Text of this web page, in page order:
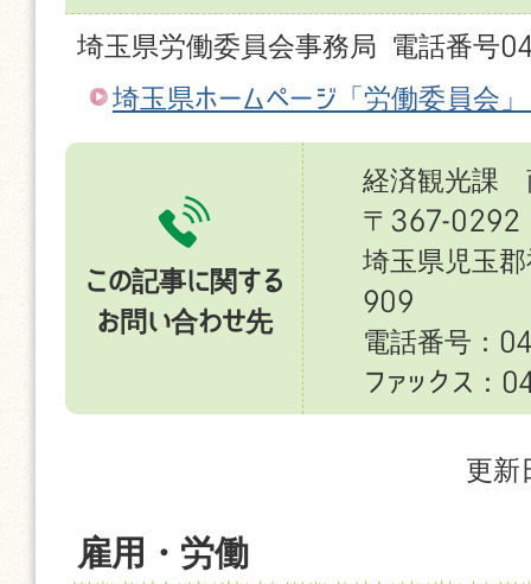
埼玉県労働委員会事務局 電話番号
埼玉県ホームページ「労働委員会」
この記事に関する
お問い合わせ先
経済観光課
〒367-0292
埼玉県児玉
909
電話番号：
ファックス：
更新
雇用・労働